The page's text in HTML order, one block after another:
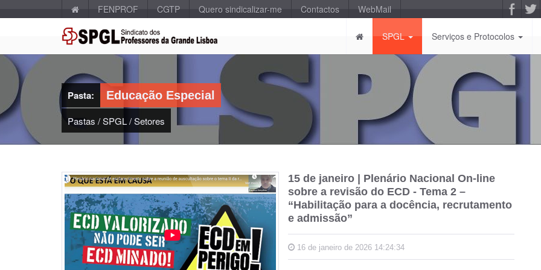
FENPROF CGTP Quero sindicalizar-me Contactos WebMail
SPGL Serviços e Protocolos
Pasta: Educação Especial
Pastas /SPGL/Setores
15 de janeiro | Plenário Nacional On-line
sobre a revisão do ECD - Tema 2 –
“Habilitação para a docência, recrutamento
e admissão”
16 de janeiro de 2026 14:24:34